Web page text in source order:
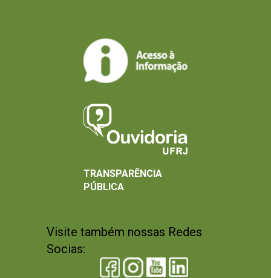
Visite também nossas Redes
Socias:
TRANSPARÊNCIA
PÚBLICA